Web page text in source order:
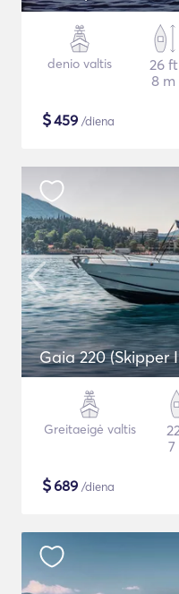
denio valtis
26 ft
8 m
$459 /diena
Gaia 220 (Skipper
Greitaeigė valtis
7
$689 /diena